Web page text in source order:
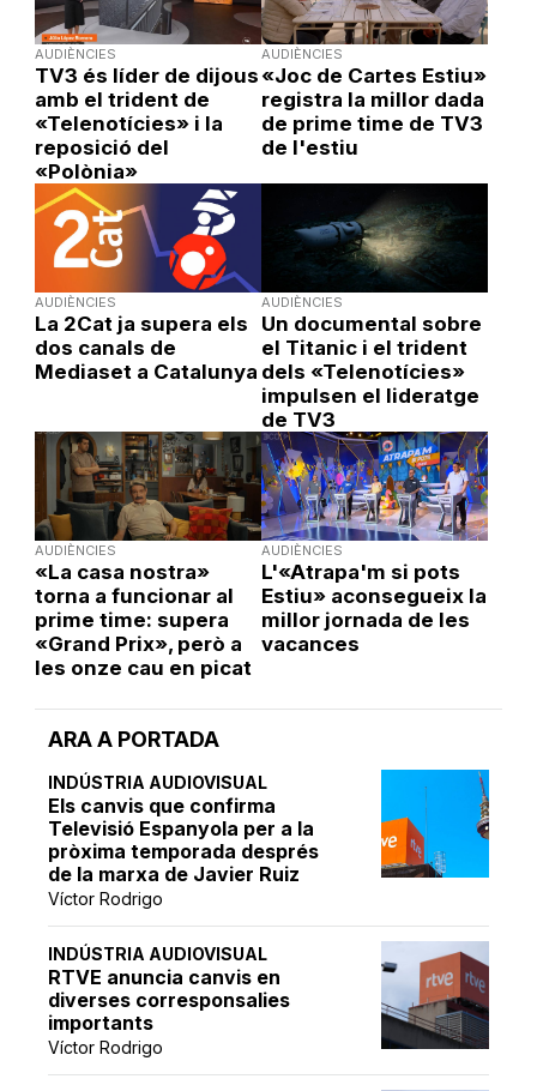
ARA A PORTADA
INDÚSTRIA AUDIOVISUAL
Els canvis que confirma
Televisió Espanyola per a la
pròxima temporada després
de la marxa de Javier Ruiz
Víctor Rodrigo
INDÚSTRIA AUDIOVISUAL
RTVE anuncia canvis en
diverses corresponsalies
importants
Víctor Rodrigo
AUDIÈNCIES
TV3 és líder de dijous
amb el trident de
«Telenotícies» i la
reposició del
«Polònia»
AUDIÈNCIES
«Joc de Cartes Estiu»
registra la millor dada
de prime time de TV3
de l'estiu
AUDIÈNCIES
La 2Cat ja supera els
dos canals de
Mediaset a Catalunya
AUDIÈNCIES
Un documental sobre
el Titanic i el trident
dels «Telenotícies»
impulsen el lideratge
de TV3
AUDIÈNCIES
«La casa nostra»
torna a funcionar al
prime time: supera
«Grand Prix», però a
les onze cau en picat
AUDIÈNCIES
L'«Atrapa'm si pots
Estiu» aconsegueix la
millor jornada de les
vacances